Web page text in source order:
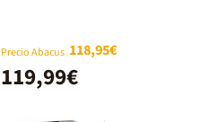
Precio Abacus 118,95€
119,99€